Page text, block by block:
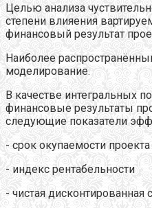
Целью анализа
степени влияения
финансовый результат
Наиболее
моделирование.
В качестве интегральных
финансовые результаты
следующие показатели
- срок окупаемости проекта
- индекс рентабельности
- чистая дисконтированная